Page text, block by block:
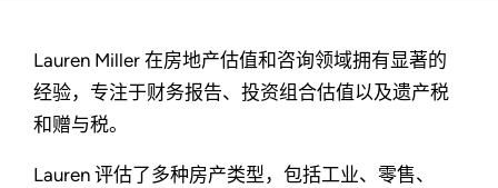
Lauren Miller 在房地产估值和咨询领域拥有显著的
经验，专注于财务报告、投资组合估值以及遗产税
和赠与税。
Lauren 评估了多种房产类型，包括工业、零售、